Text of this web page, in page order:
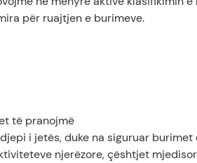
për ruajtjen e burimeve.
të pranojmë
i jetës, duke na siguruar burimet
njerëzore, çështjet